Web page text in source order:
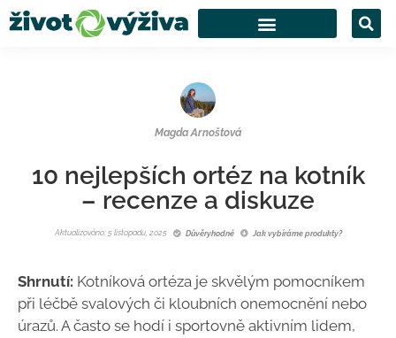
Magda Arnoštová
10 nejlepších ortéz na kotník
– recenze a diskuze
Aktualizováno: 5 listopadu, 2025 Důvěryhodné Jak vybíráme produkty?
Shrnutí: Kotníková ortéza je skvělým pomocníkem
při léčbě svalových či kloubních onemocnění nebo
úrazů. A často se hodí i sportovně aktivním lidem,